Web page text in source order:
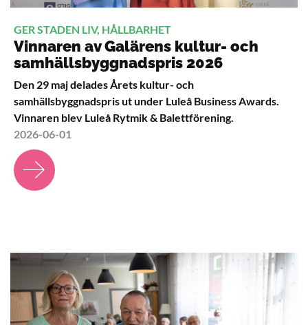
GER STADEN LIV, HÅLLBARHET
Vinnaren av Galärens kultur- och
samhällsbyggnadspris 2026
Den 29 maj delades Årets kultur- och
samhällsbyggnadspris ut under Luleå Business Awards.
Vinnaren blev Luleå Rytmik & Balettförening.
2026-06-01